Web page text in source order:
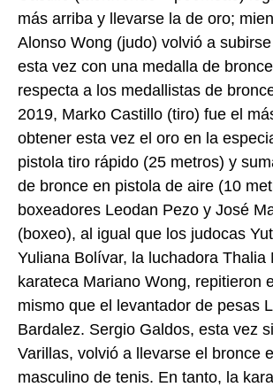
más arriba y llevarse la de oro;
Alonso Wong (judo) volvió a
esta vez con una medalla de
respecta a los medallistas de
2019, Marko Castillo (tiro) fue el
obtener esta vez el oro en la
pistola tiro rápido (25 metros) y
de bronce en pistola de aire (10
boxeadores Leodan Pezo y José
(boxeo), al igual que los judocas
Yuliana Bolívar, la luchadora Thalia
karateca Mariano Wong, repitieron
mismo que el levantador de pesas
Bardalez. Sergio Galdos, esta vez
Varillas, volvió a llevarse el bronce
masculino de tenis. En tanto, la